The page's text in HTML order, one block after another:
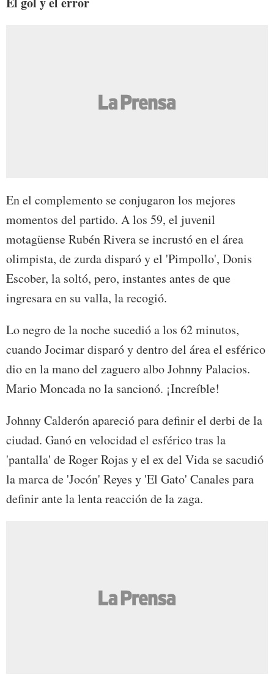
En el complemento se conjugaron los mejores
momentos del partido. A los 59, el juvenil
motagüense Rubén Rivera se incrustó en el área
olimpista, de zurda disparó y el 'Pimpollo', Donis
Escober, la soltó, pero, instantes antes de que
ingresara en su valla, la recogió.
Lo negro de la noche sucedió a los 62 minutos,
cuando Jocimar disparó y dentro del área el esférico
dio en la mano del zaguero albo Johnny Palacios.
Mario Moncada no la sancionó. ¡Increíble!
Johnny Calderón apareció para definir el derbi de la
ciudad. Ganó en velocidad el esférico tras la
'pantalla' de Roger Rojas y el ex del Vida se sacudió
la marca de 'Jocón' Reyes y 'El Gato' Canales para
definir ante la lenta reacción de la zaga.